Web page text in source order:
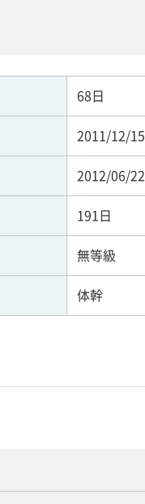
68日
2011/12/15
2012/06/22
191日
無等級
体幹